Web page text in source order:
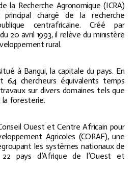
la Recherche Agronomique (ICRA)
principal chargé de la recherche
centrafricaine. Créé par
20 avril 1993, il relève du ministère
rural.
à Bangui, la capitale du pays. En
64 chercheurs équivalents temps
sur divers domaines tels que
la foresterie.
Ouest et Centre Africain pour
Agricoles (CORAF), une
les systèmes nationaux de
pays d’Afrique de l’Ouest et